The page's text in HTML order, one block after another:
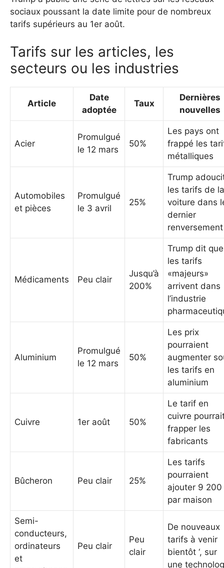
sociaux poussant la date limite pour de nombreux
tarifs supérieurs au 1er août.
Tarifs sur les articles, les
secteurs ou les industries
Article
Date
adoptée
Taux
Dernières
nouvelles
Acier
Promulgué
le 12 mars
50%
Les pays ont
frappé les
métalliques
Automobiles
et pièces
Promulgué
le 3 avril
25%
Trump
les tarifs de la
voiture dans
dernier
renversement
Médicaments Peu clair
Jusqu’à
200%
Trump dit que
les tarifs
«majeurs»
arrivent dans
l’industrie
Aluminium
Promulgué
le 12 mars
50%
Les prix
pourraient
augmenter
les tarifs en
aluminium
Cuivre 1er août 50%
Le tarif en
cuivre
frapper les
fabricants
Bûcheron Peu clair 25%
Les tarifs
pourraient
ajouter 9 200
par maison
Semi-
conducteurs,
ordinateurs
et
Peu clair
Peu
clair
De nouveaux
tarifs à venir
bientôt ‘, sur
une